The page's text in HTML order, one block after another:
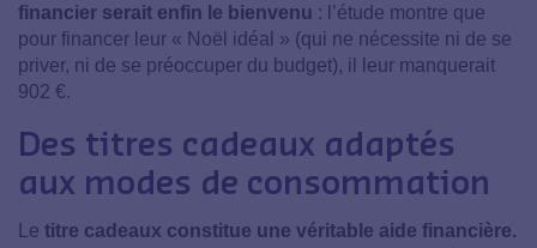
financier serait enfin le bienvenu : l’étude montre que
pour financer leur « Noël idéal » (qui ne nécessite ni de se
priver, ni de se préoccuper du budget), il leur manquerait
902 €.
Des titres cadeaux adaptés
aux modes de consommation
Le titre cadeaux constitue une véritable aide financière.